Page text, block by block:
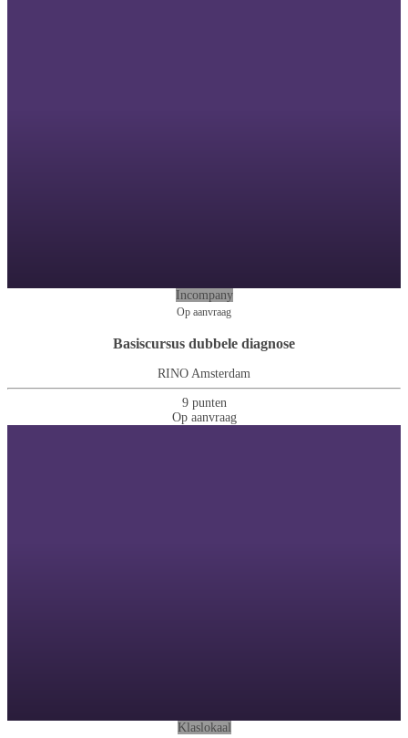
Incompany
Op aanvraag
Basiscursus dubbele diagnose
RINO Amsterdam
9 punten
Op aanvraag
Klaslokaal